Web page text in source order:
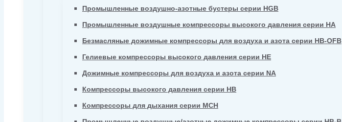
Промышленные воздушно-азотные бустеры серии HGB
Промышленные воздушные компрессоры высокого давления серии HA
Безмасляные дожимные компрессоры для воздуха и азота серии HB-OFB
Гелиевые компрессоры высокого давления серии HE
Дожимные компрессоры для воздуха и азота серии NA
Компрессоры высокого давления серии HB
Компрессоры для дыхания серии MCH